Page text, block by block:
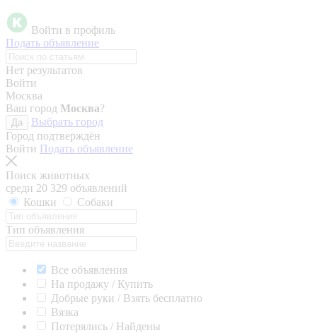
Войти в профиль
Подать объявление
Нет результатов
Войти
Москва
Ваш город Москва?
Да
Выбрать город
Город подтверждён
Войти Подать объявление
Поиск животных
среди 20 329 объявлений
Кошки
Собаки
Тип объявления
Все объявления
На продажу / Купить
Добрые руки / Взять бесплатно
Вязка
Потерялись / Найдены